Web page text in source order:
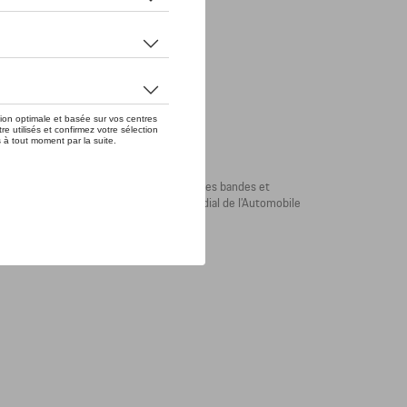
courtes de la collection RS 2.7. Les bandes et
Carrera 2.7 RS, présentée au Mondial de l’Automobile